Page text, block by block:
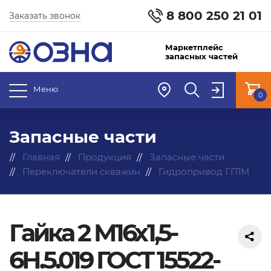
8 800 250 21 01
Заказать звонок
Маркетплейс
запасных частей
Меню
0
Запасные части
Главная Продукция
Запасные части
Переключатели скважин
Гидропривод ГП1М
Гайка 2 М16х1,5-
6Н.5.019 ГОСТ 15522-